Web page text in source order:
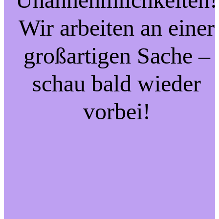
Wir arbeiten an einer
großartigen Sache –
schau bald wieder
vorbei!